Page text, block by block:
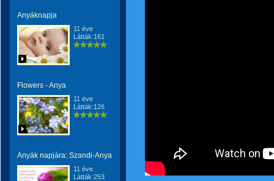
Anyáknapja
11 éve
Látták:161
Flowers - Anya
11 éve
Látták:126
Anyák napjára: Szandi-Anya
11 éve
Látták:253